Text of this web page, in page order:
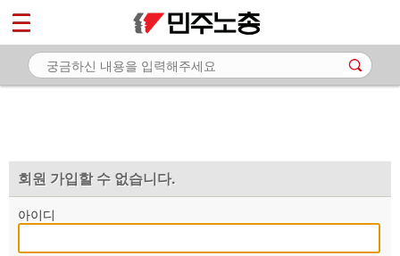
회원 가입할 수 없습니다.
아이디
마이페이지
소개
자료
부설기관